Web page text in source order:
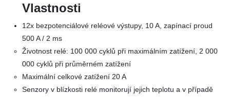
Vlastnosti
12x bezpotenciálové reléové výstupy, 10 A, zapínací proud
500 A / 2 ms
Životnost relé: 100 000 cyklů při maximálním zatížení, 2 000
000 cyklů při průměrném zatížení
Maximální celkové zatížení 20 A
Senzory v blízkosti relé monitorují jejich teplotu a v případě